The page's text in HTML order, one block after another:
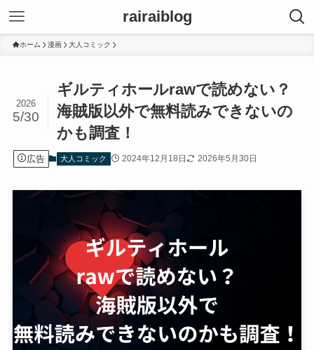
rairaiblog
ホーム 漫画 大人コミック
ギルティホールrawで読めない？
海賊版以外で無料読みできないの
かも調査！
2026
5/30
広告 大人コミック 2024年12月18日 2026年5月30日